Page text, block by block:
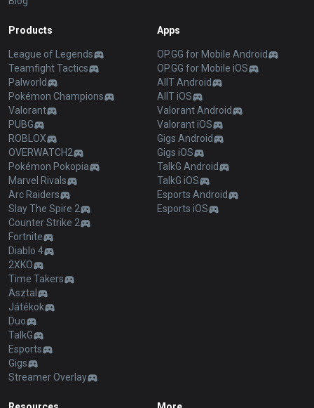
Products
League of Legends
Teamfight Tactics
Palworld
Pokémon Champions
Valorant
PUBG
ROBLOX
OVERWATCH2
Pokémon Pokopia
Marvel Rivals
Arc Raiders
Slay The Spire 2
Counter Strike 2
Fortnite
Diablo 4
2XKO
Time Takers
Asztal
Játékok
Duo
TalkG
Esports
Gigs
Streamer Overlay
Apps
OP.GG for Mobile Android
OP.GG for Mobile iOS
AllT Android
AllT iOS
Valorant Android
Valorant iOS
Gigs Android
Gigs iOS
TalkG Android
TalkG iOS
Esports Android
Esports iOS